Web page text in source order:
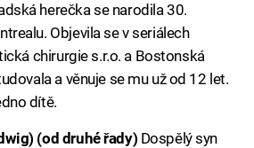
herečka se narodila 30.
Objevila se v seriálech
chirurgie s.r.o. a Bostonská
a věnuje se mu už od 12 let.
dítě.
(od druhé řady) Dospělý syn